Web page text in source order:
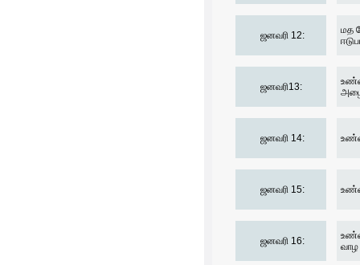
ஜனவரி 12:
மத
ஜனவரி13:
ஜனவரி 14:
ஜனவரி 15:
ஜனவரி 16:
வாழ